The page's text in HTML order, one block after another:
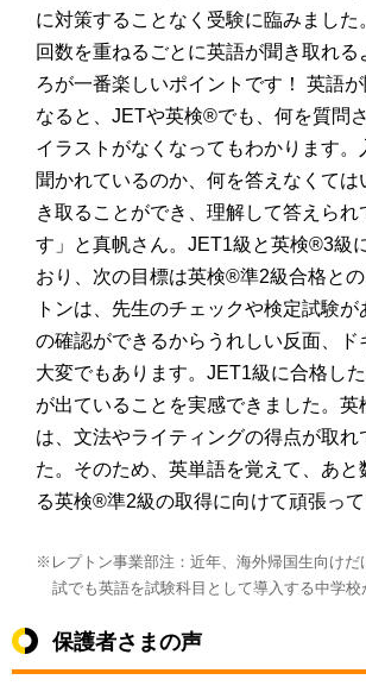
に対策することなく受験に臨みました
回数を重ねるごとに英語が聞き取れる
ろが一番楽しいポイントです！ 英語が
なると、JETや英検®でも、何を質問
イラストがなくなってもわかります。
聞かれているのか、何を答えなくては
き取ることができ、理解して答えられ
す」と真帆さん。JET1級と英検®3級
おり、次の目標は英検®準2級合格と
トンは、先生のチェックや検定試験
の確認ができるからうれしい反面、ド
大変でもあります。JET1級に合格し
が出ていることを実感できました。
は、文法やライティングの得点が取れ
た。そのため、英単語を覚えて、あと
る英検®準2級の取得に向けて頑張って
※レプトン事業部注：近年、海外帰国生向けだ
試でも英語を試験科目として導入する中学校
保護者さまの声